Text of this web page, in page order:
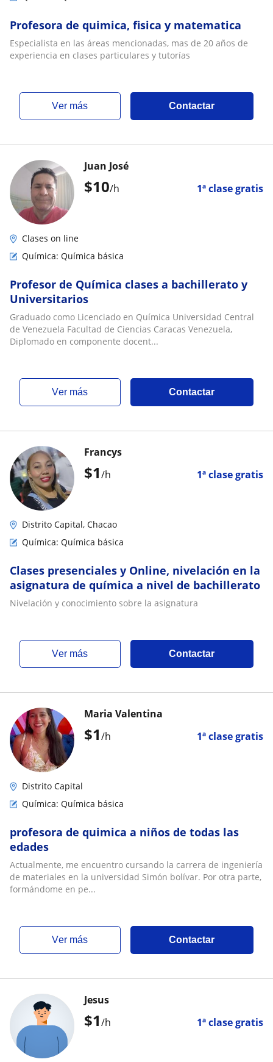
Profesora de quimica, fisica y matematica
Especialista en las áreas mencionadas, mas de 20 años de
experiencia en clases particulares y tutorías
ver más Contactar
$10/h 1ª clase gratis
Juan José
Clases on line
Química: Química básica
Profesor de Química clases a bachillerato y
Universitarios
Graduado como Licenciado en Química Universidad Central
de Venezuela Facultad de Ciencias Caracas Venezuela,
Diplomado en componente docent...
ver más Contactar
$1/h 1ª clase gratis
Francys
Distrito Capital, Chacao
Química: Química básica
Clases presenciales y Online, nivelación en la
asignatura de química a nivel de bachillerato
Nivelación y conocimiento sobre la asignatura
ver más Contactar
$1/h 1ª clase gratis
Maria Valentina
Distrito Capital
Química: Química básica
profesora de quimica a niños de todas las
edades
Actualmente, me encuentro cursando la carrera de ingeniería
de materiales en la universidad Simón bolívar. Por otra parte,
formándome en pe...
ver más Contactar
$1/h 1ª clase gratis
Jesus